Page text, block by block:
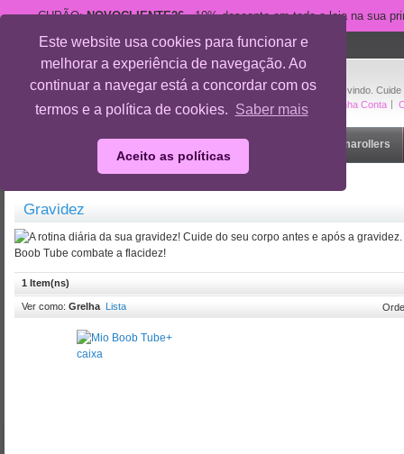
Este website usa cookies para funcionar e
melhorar a experiência de navegação. Ao
continuar a navegar está a concordar com os
termos e a política de cookies. Saber mais
Aceito as políticas
CUPÃO:NOVOCLIENTE26- 10% desconto em toda a loja na sua
Bem-vindo.
A Minha Conta
suporte@cuidedesi.pt
+351 918 595 801
Rosto Dermarollers
Gravidez
1 Item(ns)
Ver como: Grelha Lista